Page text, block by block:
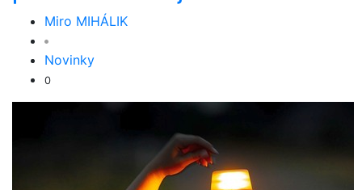
Miro MIHÁLIK
Novinky
0